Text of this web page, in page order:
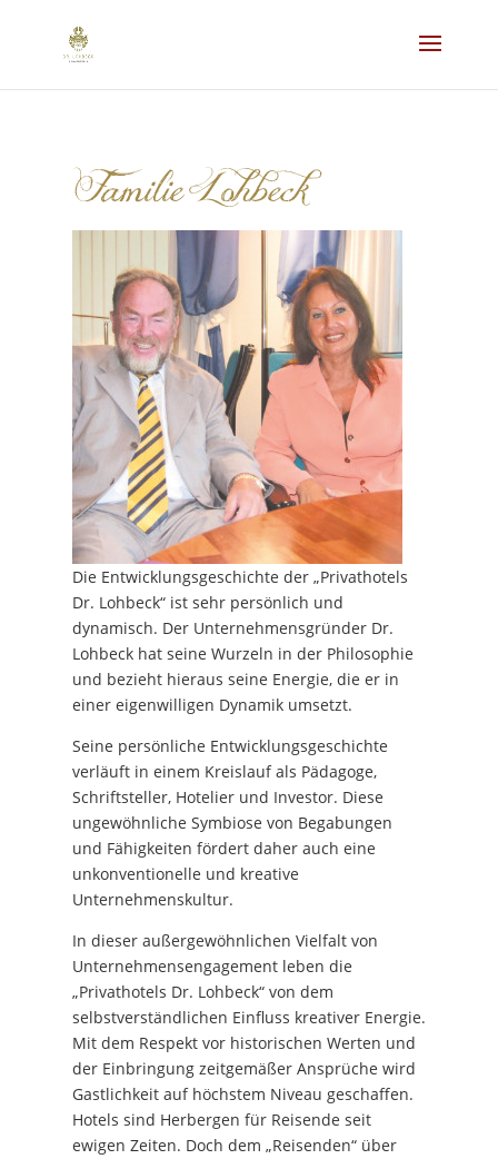
Die Entwicklungsgeschichte der „Privathotels
Dr. Lohbeck“ ist sehr persönlich und
dynamisch. Der Unternehmensgründer Dr.
Lohbeck hat seine Wurzeln in der Philosophie
und bezieht hieraus seine Energie, die er in
einer eigenwilligen Dynamik umsetzt.
Seine persönliche Entwicklungsgeschichte
verläuft in einem Kreislauf als Pädagoge,
Schriftsteller, Hotelier und Investor. Diese
ungewöhnliche Symbiose von Begabungen
und Fähigkeiten fördert daher auch eine
unkonventionelle und kreative
Unternehmenskultur.
In dieser außergewöhnlichen Vielfalt von
Unternehmensengagement leben die
„Privathotels Dr. Lohbeck“ von dem
selbstverständlichen Einfluss kreativer Energie.
Mit dem Respekt vor historischen Werten und
der Einbringung zeitgemäßer Ansprüche wird
Gastlichkeit auf höchstem Niveau geschaffen.
Hotels sind Herbergen für Reisende seit
ewigen Zeiten. Doch dem „Reisenden“ über